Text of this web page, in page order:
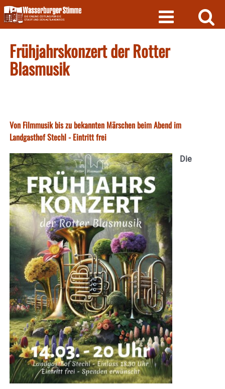
Skip
to
content
Frühjahrskonzert der Rotter
Blasmusik
Von Filmmusik bis zu bekannten Märschen beim Abend im
Landgasthof Stechl - Eintritt frei
Die